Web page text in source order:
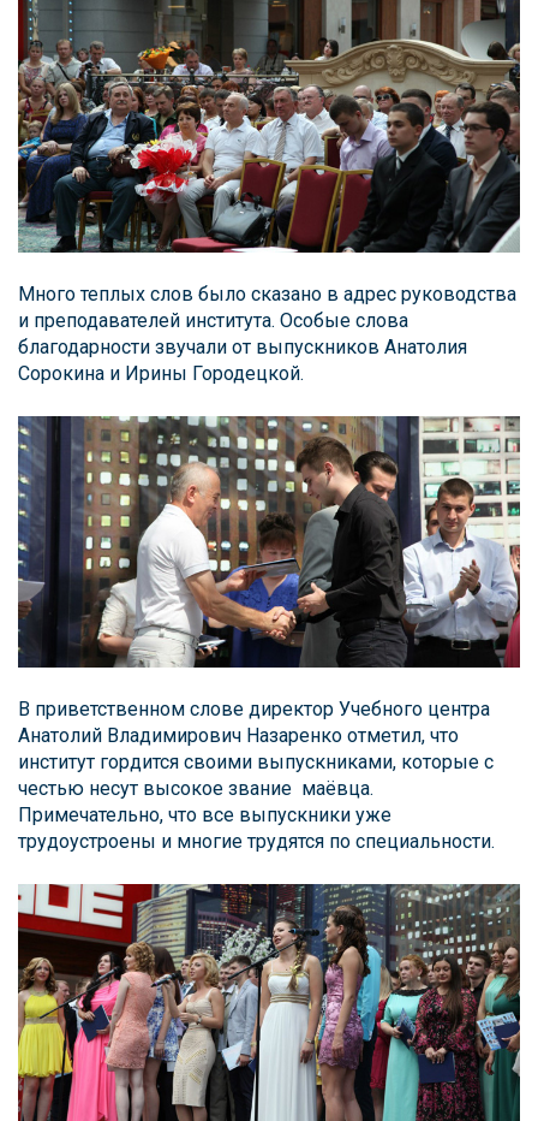
Много теплых слов было сказано в адрес руководства
и преподавателей института. Особые слова
благодарности звучали от выпускников Анатолия
Сорокина и Ирины Городецкой.
В приветственном слове директор Учебного центра
Анатолий Владимирович Назаренко отметил, что
институт гордится своими выпускниками, которые с
честью несут высокое звание маёвца.
Примечательно, что все выпускники уже
трудоустроены и многие трудятся по специальности.